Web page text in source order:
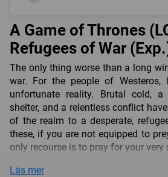
A Game of Thrones
Refugees of War
The only thing worse than a long
war. For the people of Westeros,
unfortunate reality. Brutal cold,
shelter, and a relentless conflict
of the realm to a desperate,
these, if you are not equipped to
only recourse is to pray for your very
Refugees of War is the fifth monthly
Läs mer